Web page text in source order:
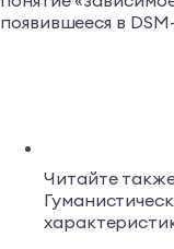
появившееся в
Читайте